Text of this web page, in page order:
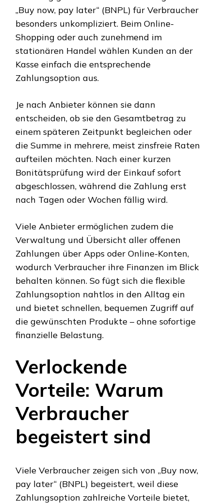
„Buy now, pay later“ (BNPL) für Verbraucher
besonders unkompliziert. Beim Online-
Shopping oder auch zunehmend im
stationären Handel wählen Kunden an der
Kasse einfach die entsprechende
Zahlungsoption aus.
Je nach Anbieter können sie dann
entscheiden, ob sie den Gesamtbetrag zu
einem späteren Zeitpunkt begleichen oder
die Summe in mehrere, meist zinsfreie Raten
aufteilen möchten. Nach einer kurzen
Bonitätsprüfung wird der Einkauf sofort
abgeschlossen, während die Zahlung erst
nach Tagen oder Wochen fällig wird.
Viele Anbieter ermöglichen zudem die
Verwaltung und Übersicht aller offenen
Zahlungen über Apps oder Online-Konten,
wodurch Verbraucher ihre Finanzen im Blick
behalten können. So fügt sich die flexible
Zahlungsoption nahtlos in den Alltag ein
und bietet schnellen, bequemen Zugriff auf
die gewünschten Produkte – ohne sofortige
finanzielle Belastung.
Verlockende
Vorteile: Warum
Verbraucher
begeistert sind
Viele Verbraucher zeigen sich von „Buy now,
pay later“ (BNPL) begeistert, weil diese
Zahlungsoption zahlreiche Vorteile bietet,